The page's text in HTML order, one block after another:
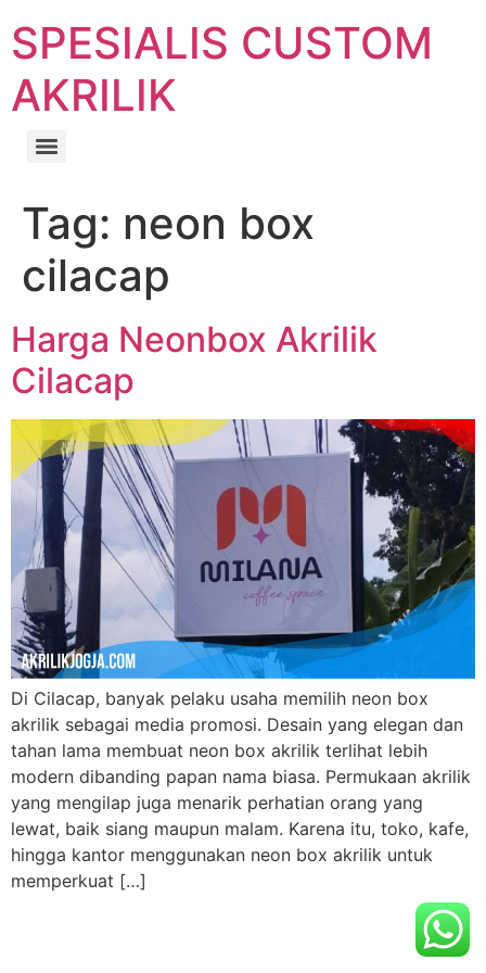
SPESIALIS CUSTOM
AKRILIK
Tag: neon box
cilacap
Harga Neonbox Akrilik
Cilacap
Di Cilacap, banyak pelaku usaha memilih neon box
akrilik sebagai media promosi. Desain yang elegan dan
tahan lama membuat neon box akrilik terlihat lebih
modern dibanding papan nama biasa. Permukaan akrilik
yang mengilap juga menarik perhatian orang yang
lewat, baik siang maupun malam. Karena itu, toko, kafe,
hingga kantor menggunakan neon box akrilik untuk
memperkuat […]